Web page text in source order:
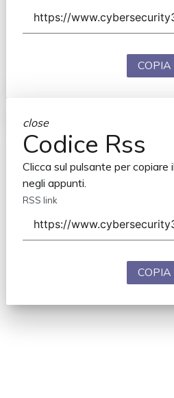
close
Codice Rss
Clicca sul pulsante per copiare
negli appunti.
RSS link